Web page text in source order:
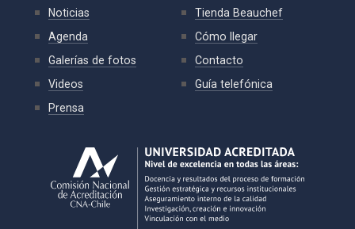
Noticias
Agenda
Galerías de fotos
Videos
Prensa
Tienda Beauchef
Cómo llegar
Contacto
Guía telefónica